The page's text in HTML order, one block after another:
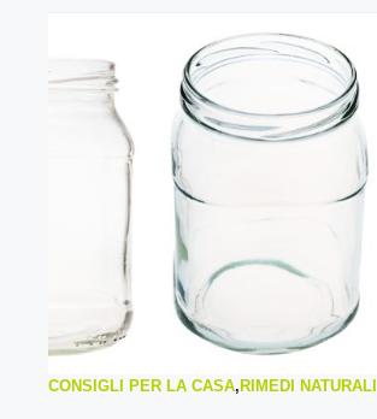
CONSIGLI PER LA CASA,RIMEDI NATURALI